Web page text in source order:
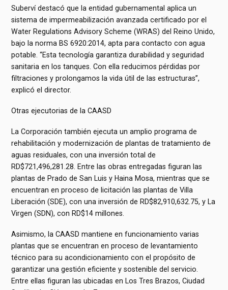
Suberví destacó que la entidad gubernamental aplica un
sistema de impermeabilización avanzada certificado por el
Water Regulations Advisory Scheme (WRAS) del Reino Unido,
bajo la norma BS 6920:2014, apta para contacto con agua
potable. “Esta tecnología garantiza durabilidad y seguridad
sanitaria en los tanques. Con ella reducimos pérdidas por
filtraciones y prolongamos la vida útil de las estructuras”,
explicó el director.
Otras ejecutorias de la CAASD
La Corporación también ejecuta un amplio programa de
rehabilitación y modernización de plantas de tratamiento de
aguas residuales, con una inversión total de
RD$721,496,281.28. Entre las obras entregadas figuran las
plantas de Prado de San Luis y Haina Mosa, mientras que se
encuentran en proceso de licitación las plantas de Villa
Liberación (SDE), con una inversión de RD$82,910,632.75, y La
Virgen (SDN), con RD$14 millones.
Asimismo, la CAASD mantiene en funcionamiento varias
plantas que se encuentran en proceso de levantamiento
técnico para su acondicionamiento con el propósito de
garantizar una gestión eficiente y sostenible del servicio.
Entre ellas figuran las ubicadas en Los Tres Brazos, Ciudad